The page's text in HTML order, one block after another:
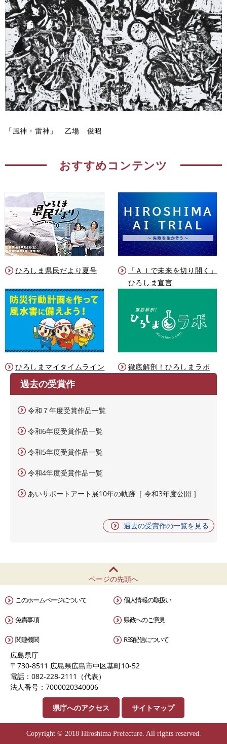
「風神・雷神」 乙場 俊昭
おすすめコンテンツ
ひろしま県民だより夏号
「ＡＩで未来を切り開く」
ひろしま宣言
ひろしまマイタイムライン 徹底解剖！ひろしまラボ
過去の受賞作
令和７年度受賞作品一覧
令和6年度受賞作品一覧
令和5年度受賞作品一覧
令和4年度受賞作品一覧
あいサポートアート展10年の軌跡［ 令和3年度公開 ］
過去の受賞作の一覧を見る
ページの先頭へ
このホームページについて 個人情報の取扱い
免責事項 県政へのご意見
関連機関 RSS配信について
広島県庁
〒730-8511 広島県広島市中区基町10-52
電話：082-228-2111（代表）
法人番号：7000020340006
県庁へのアクセス サイトマップ
Copyright © 2018 Hiroshima Prefecture. All rights reserved.